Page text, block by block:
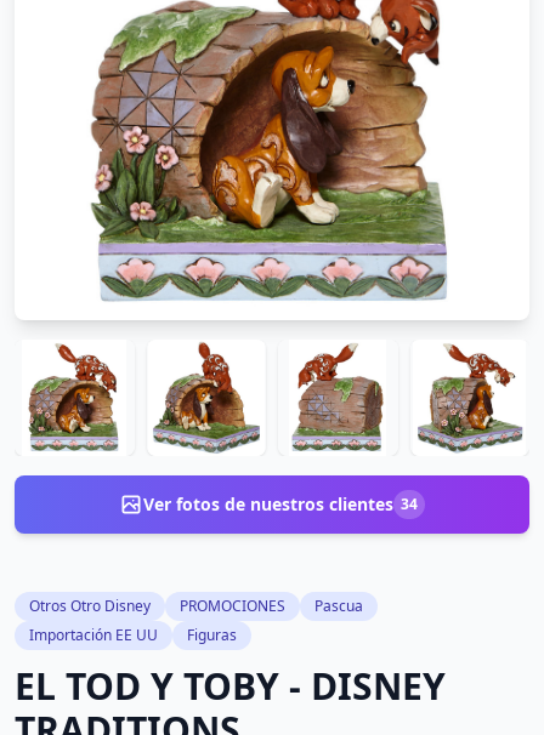
Ver fotos de nuestros clientes 34
Otros Otro Disney PROMOCIONES
Pascua
Importación EE UU
Figuras
EL TOD Y TOBY - DISNEY